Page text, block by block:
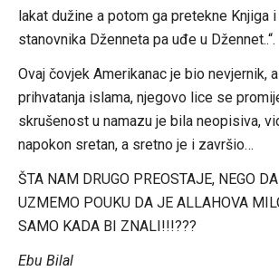
lakat dužine a potom ga pretekne Knjiga
stanovnika Dženneta pa uđe u Džennet..“.
Ovaj čovjek Amerikanac je bio nevjernik,
prihvatanja islama, njegovo lice se
skrušenost u namazu je bila neopisiva,
napokon sretan, a sretno je i završio…
ŠTA NAM DRUGO PREOSTAJE, NEGO
UZMEMO POUKU DA JE ALLAHOVA
SAMO KADA BI ZNALI!!!???
Ebu Bilal